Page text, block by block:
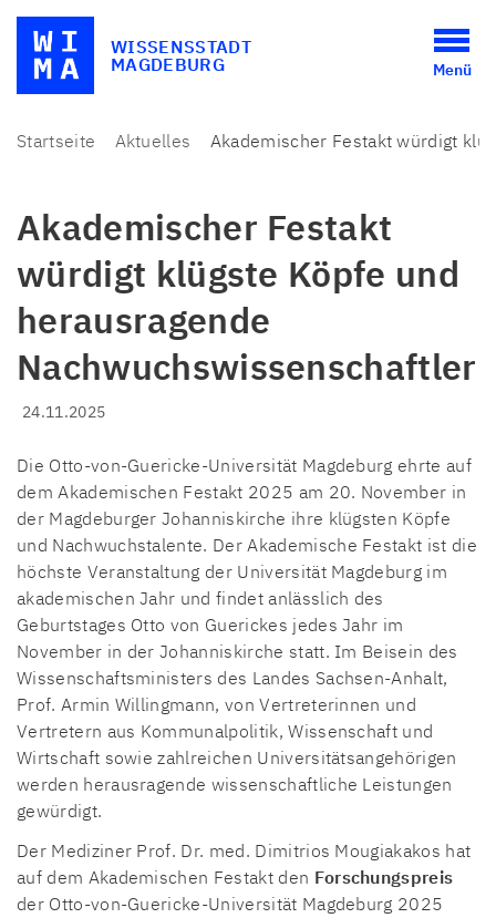
WISSENSSTADT
MAGDEBURG
Menü
Startseite Aktuelles Akademischer Festakt würdigt
Akademischer Festakt
würdigt klügste Köpfe und
herausragende
Nachwuchswissenschaftler
24.11.2025
Die Otto-von-Guericke-Universität Magdeburg ehrte auf
dem Akademischen Festakt 2025 am 20. November in
der Magdeburger Johanniskirche ihre klügsten Köpfe
und Nachwuchstalente. Der Akademische Festakt ist die
höchste Veranstaltung der Universität Magdeburg im
akademischen Jahr und findet anlässlich des
Geburtstages Otto von Guerickes jedes Jahr im
November in der Johanniskirche statt. Im Beisein des
Wissenschaftsministers des Landes Sachsen-Anhalt,
Prof. Armin Willingmann, von Vertreterinnen und
Vertretern aus Kommunalpolitik, Wissenschaft und
Wirtschaft sowie zahlreichen Universitätsangehörigen
werden herausragende wissenschaftliche Leistungen
gewürdigt.
Der Mediziner Prof. Dr. med. Dimitrios Mougiakakos hat
auf dem Akademischen Festakt den Forschungspreis
der Otto-von-Guericke-Universität Magdeburg 2025